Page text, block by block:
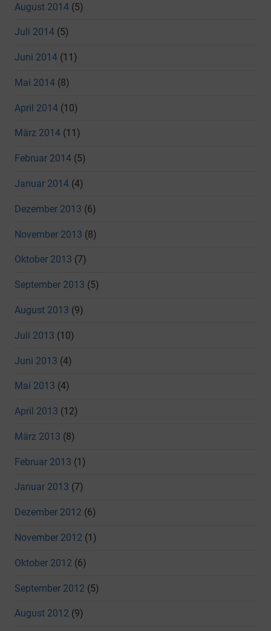
August 2014 (5)
Juli 2014 (5)
Juni 2014 (11)
Mai 2014 (8)
April 2014 (10)
März 2014 (11)
Februar 2014 (5)
Januar 2014 (4)
Dezember 2013 (6)
November 2013 (8)
Oktober 2013 (7)
September 2013 (5)
August 2013 (9)
Juli 2013 (10)
Juni 2013 (4)
Mai 2013 (4)
April 2013 (12)
März 2013 (8)
Februar 2013 (1)
Januar 2013 (7)
Dezember 2012 (6)
November 2012 (1)
Oktober 2012 (6)
September 2012 (5)
August 2012 (9)